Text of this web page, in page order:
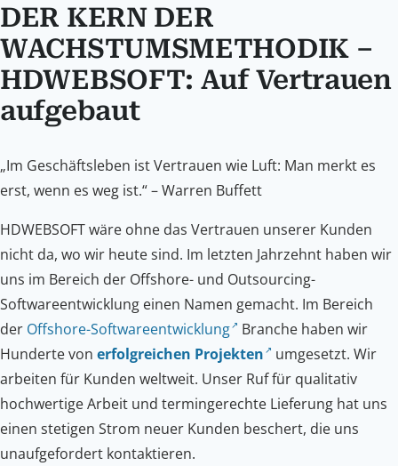
DER KERN DER
WACHSTUMSMETHODIK –
HDWEBSOFT: Auf Vertrauen
aufgebaut
„Im Geschäftsleben ist Vertrauen wie Luft: Man merkt es
erst, wenn es weg ist.“ – Warren Buffett
HDWEBSOFT wäre ohne das Vertrauen unserer Kunden
nicht da, wo wir heute sind. Im letzten Jahrzehnt haben wir
uns im Bereich der Offshore- und Outsourcing-
Softwareentwicklung einen Namen gemacht. Im Bereich
der Offshore-Softwareentwicklung
Branche haben wir
Hunderte von erfolgreichen Projekten
umgesetzt. Wir
arbeiten für Kunden weltweit. Unser Ruf für qualitativ
hochwertige Arbeit und termingerechte Lieferung hat uns
einen stetigen Strom neuer Kunden beschert, die uns
unaufgefordert kontaktieren.